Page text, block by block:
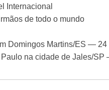
Internacional
de todo o mundo
Domingos Martins/ES — 24
na cidade de Jales/